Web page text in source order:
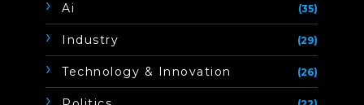
Ai (35)
Industry (29)
Technology & Innovation (26)